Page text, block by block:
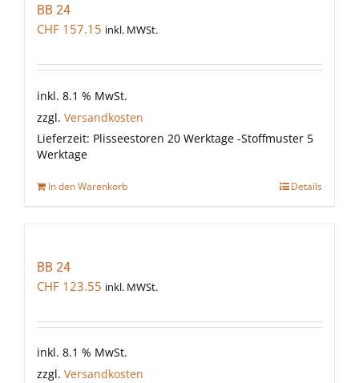
BB 24
CHF 157.15 inkl. MWSt.
inkl. 8.1 % MwSt.
zzgl. Versandkosten
Lieferzeit: Plisseestoren 20 Werktage -Stoffmuster 5
Werktage
In den Warenkorb Details
BB 24
CHF 123.55 inkl. MWSt.
inkl. 8.1 % MwSt.
zzgl. Versandkosten